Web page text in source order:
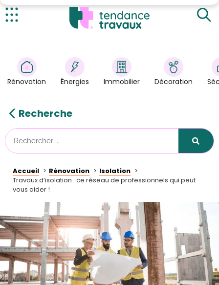
Énergies
Immobilier
Astuces/DIY
Tendance Travaux
Kit partenaire
À propos
Contact
Mode sombre
Rénovation Énergies Immobilier Décoration
Recherche
Accueil Rénovation
Isolation
Travaux d’isolation : ce réseau de professionnels qui peut
vous aider !
Un réseau de proximité
Un réseau de confiance